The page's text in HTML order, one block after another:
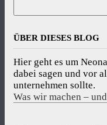
ÜBER DIESES BLOG
Hier geht es um
dabei sagen und vor
unternehmen sollte.
Was wir machen –